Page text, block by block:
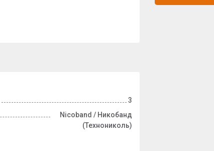
3
Nicoband / Никобанд
(Технониколь)